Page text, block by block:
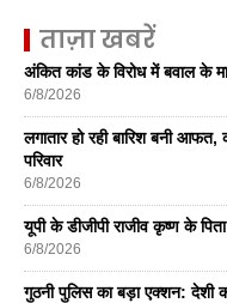
ताज़ा खबरें
अंकित कांड के विरोध में बवाल के
6/8/2026
लगातार हो रही बारिश बनी
परिवार
6/8/2026
यूपी के डीजीपी राजीव कृष्ण के
6/8/2026
गुठनी पुलिस का बड़ा एक्शन: देशी